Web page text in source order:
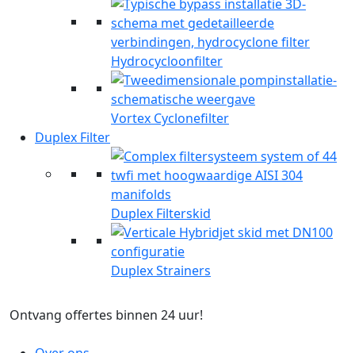
Hydrocycloonfilter
Vortex Cyclonefilter
Duplex Filter
Duplex Filterskid
Duplex Strainers
Ontvang offertes binnen 24 uur!